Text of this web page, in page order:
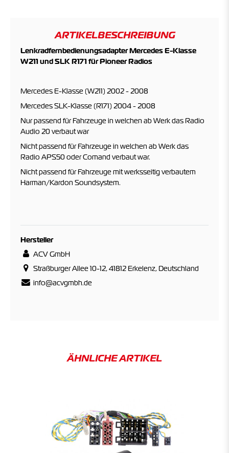
ARTIKELBESCHREIBUNG
Lenkradfernbedienungsadapter Mercedes E-Klasse
W211 und SLK R171 für Pioneer Radios
Mercedes E-Klasse (W211) 2002 - 2008
Mercedes SLK-Klasse (R171) 2004 - 2008
Nur passend für Fahrzeuge in welchen ab Werk das Radio
Audio 20 verbaut war
Nicht passend für Fahrzeuge in welchen ab Werk das
Radio APS50 oder Comand verbaut war.
Nicht passend für Fahrzeuge mit werksseitig verbautem
Harman/Kardon Soundsystem.
Hersteller
ACV GmbH
Straßburger Allee 10-12, 41812 Erkelenz, Deutschland
info@acvgmbh.de
ÄHNLICHE ARTIKEL